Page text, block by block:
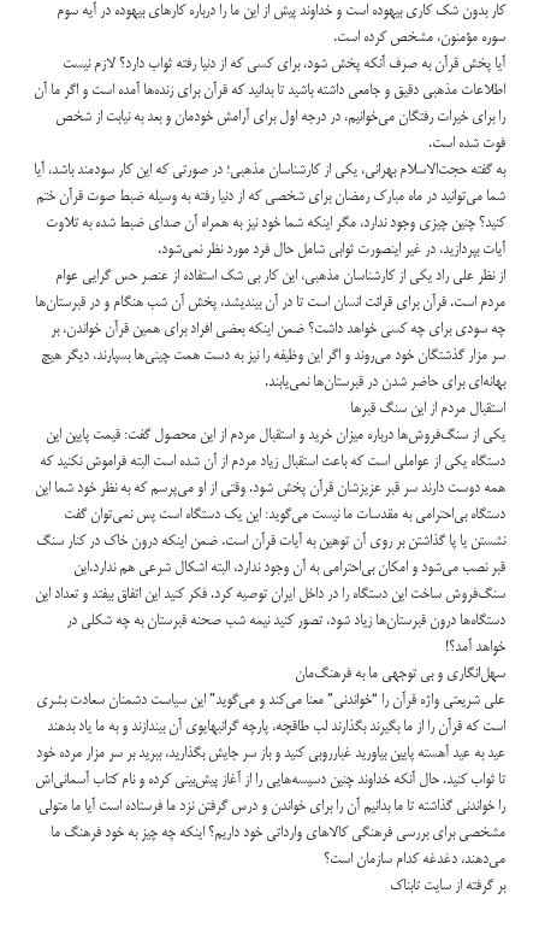
کار بدون شک کاری بیهوده است و خداوند پیش از این ما را درباره کارهای بیهوده در آیه سوم
سوره مؤمنون، مشخص کرده است.
آیا پخش قرآن به صرف آنکه پخش شود، برای کسی که از دنیا رفته ثواب دارد؟ لازم نیست
اطلاعات مذهبی دقیق و جامعی داشته باشید تا بدانید که قرآن برای زنده‌ها آمده است و اگر ما آن
را برای خیرات رفتگان می‌خوانیم، در درجه اول برای آرامش خودمان و بعد به نیابت از شخص
فوت شده است.
به گفته حجت‌الاسلام بهرانی، یکی از کارشناسان مذهبی؛ در صورتی که این کار سودمند باشد، آیا
شما می‌توانید در ماه مبارک رمضان برای شخصی که از دنیا رفته به وسیله ضبط صوت قرآن ختم
کنید؟ چنین چیزی وجود ندارد، مگر اینکه شما خود نیز به همراه آن صدای ضبط شده به تلاوت
آیات بپردازید، در غیر اینصورت ثوابی شامل حال فرد مورد نظر نمی‌شود.
از نظر علی راد یکی از کارشناسان مذهبی، این کار بی شک استفاده از عنصر حس گرایی عوام
مردم است. قرآن برای قرائت انسان است تا در آن بیندیشد، پخش آن شب هنگام و در قبرستان‌ها
چه سودی برای چه کسی خواهد داشت؟ ضمن اینکه بعضی افراد برای همین قرآن خواندن، بر
سر مزار گذشتگان خود می‌روند و اگر این وظیفه را نیز به دست همت چینی‌ها بسپارند، دیگر هیچ
بهانه‌ای برای حاضر شدن در قبرستان‌ها نمی‌یابند.
استقبال مردم از این سنگ قبرها
یکی از سنگ‌فروش‌ها درباره میزان خرید و استقبال مردم از این محصول گفت: قیمت پایین این
دستگاه یکی از عواملی است که باعث استقبال زیاد مردم از آن شده است البته فراموش نکنید که
همه دوست دارند سر قبر عزیزشان قرآن پخش شود. وقتی از او می‌پرسم که به نظر خود شما این
دستگاه بی‌احترامی به مقدسات ما نیست می‌گوید: این یک دستگاه است پس نمی‌توان گفت
نشستن یا پا گذاشتن بر روی آن توهین به آیات قرآن است. ضمن اینکه درون خاک در کنار سنگ
قبر نصب می‌شود و امکان بی‌احترامی به آن وجود ندارد، البته اشکال شرعی هم ندارد.این
سنگ‌فروش ساخت این دستگاه را در داخل ایران توصیه کرد. فکر کنید این اتفاق بیفتد و تعداد این
دستگاه‌ها درون قبرستان‌ها زیاد شود، تصور کنید نیمه شب صحنه قبرستان به چه شکلی در
خواهد آمد؟!
سهل‌انگاری و بی توجهی ما به فرهنگ‌‌مان
علی شریعتی واژه قرآن را “خواندنی” معنا می‌کند و می‌گوید” این سیاست دشمنان سعادت بشری
است که قرآن را از ما بگیرند بگذارند لب طاقچه، پارچه گرانبهایوی آن بیندازند و به ما یاد بدهند
عید به عید آهسته پایین بیاورید غبارروبی کنید و باز سر جایش بگذارید، ببرید بر سر مزار مرده خود
تا ثواب کنید. حال آنکه خداوند چنین دسیسه‌هایی را از آغاز پیش‌بینی کرده و نام کتاب آسمانی‌اش
را خواندنی گذاشته تا ما بدانیم آن را برای خواندن و درس گرفتن نزد ما فرستاده است آیا ما متولی
مشخصی برای بررسی فرهنگی کالاهای وارداتی خود داریم؟ اینکه چه چیز به خود فرهنگ ما
می‌دهند، دغدغه کدام سازمان است؟
بر گرفته از سایت تابناک